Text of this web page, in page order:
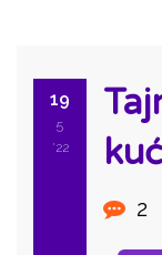
19
5
'22
2